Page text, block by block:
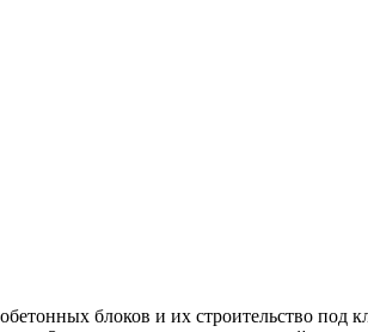
блоков и их строительство